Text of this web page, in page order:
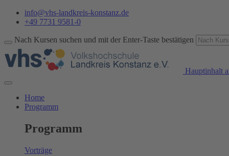
info@vhs-landkreis-konstanz.de
+49 7731 9581-0
Nach Kursen suchen und mit der Enter-Taste bestätigen
Hauptinhalt
Home
Programm
Programm
Vorträge